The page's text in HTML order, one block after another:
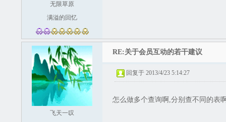
无限草原
满溢的回忆
飞天一叹
RE:关于会员互动的若干建议
回复于 2013/4/23 5:14:27
怎么做多个查询啊,分别查不同的表